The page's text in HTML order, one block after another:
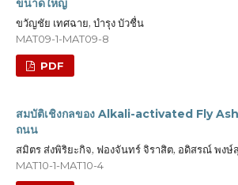
ขนาดใหญ่
ขวัญชัย เทศฉาย, บำรุง บัวชื่น
MAT09-1-MAT09-8
PDF
สมบัติเชิงกลของ Alkali-activated Fly
ถนน
สมิตร ส่งพิริยะกิจ, ฟองจันทร์ จิราสิต, อดิสรณ์ พงษ์
MAT10-1-MAT10-4